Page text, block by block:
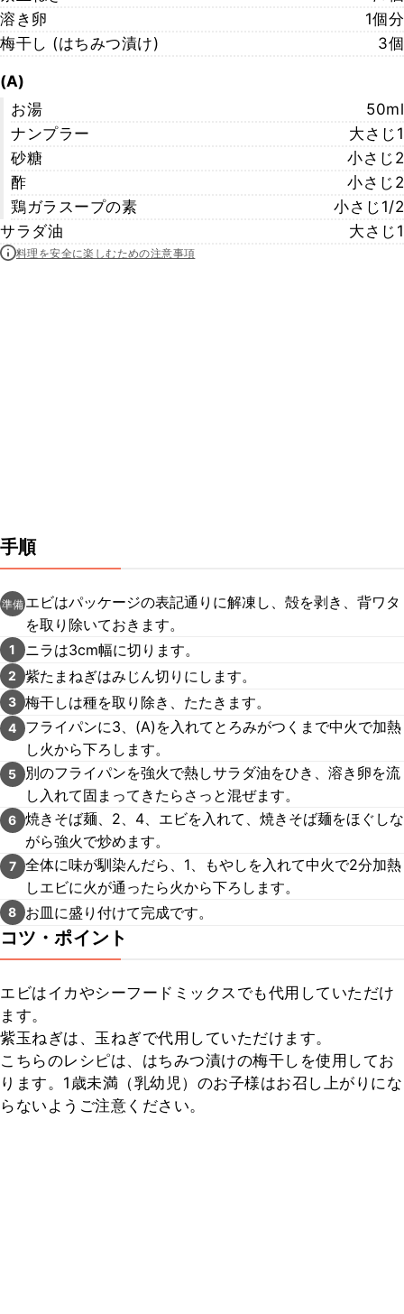
溶き卵
1個分
梅干し (はちみつ漬け)
3個
(A)
お湯
50ml
ナンプラー
大さじ1
砂糖
小さじ2
酢
小さじ2
鶏ガラスープの素
小さじ1/2
サラダ油
大さじ1
料理を安全に楽しむための注意事項
手順
準備 エビはパッケージの表記通りに解凍し、殻を剥き、背ワタ
を取り除いておきます。
1 ニラは3cm幅に切ります。
2 紫たまねぎはみじん切りにします。
3 梅干しは種を取り除き、たたきます。
4
フライパンに3、(A)を入れてとろみがつくまで中火で加熱
し火から下ろします。
5
別のフライパンを強火で熱しサラダ油をひき、溶き卵を流
し入れて固まってきたらさっと混ぜます。
6 焼きそば麺、2、4、エビを入れて、焼きそば麺をほぐしな
がら強火で炒めます。
7 全体に味が馴染んだら、1、もやしを入れて中火で2分加熱
しエビに火が通ったら火から下ろします。
8 お皿に盛り付けて完成です。
コツ・ポイント
エビはイカやシーフードミックスでも代用していただけ
ます。
紫玉ねぎは、玉ねぎで代用していただけます。
こちらのレシピは、はちみつ漬けの梅干しを使用してお
ります。1歳未満（乳幼児）のお子様はお召し上がりにな
らないようご注意ください。